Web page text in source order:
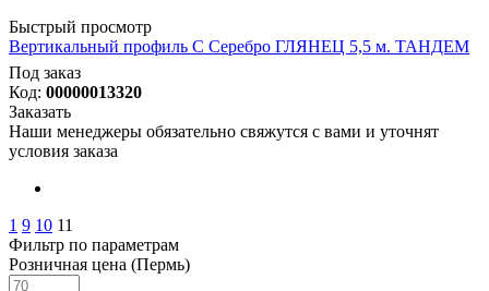
Быстрый просмотр
Вертикальный профиль С Серебро ГЛЯНЕЦ 5,5 м. ТАНДЕМ
Под заказ
Код: 00000013320
Заказать
Наши менеджеры обязательно свяжутся с вами и уточнят
условия заказа
1 9 10 11
Фильтр по параметрам
Розничная цена (Пермь)